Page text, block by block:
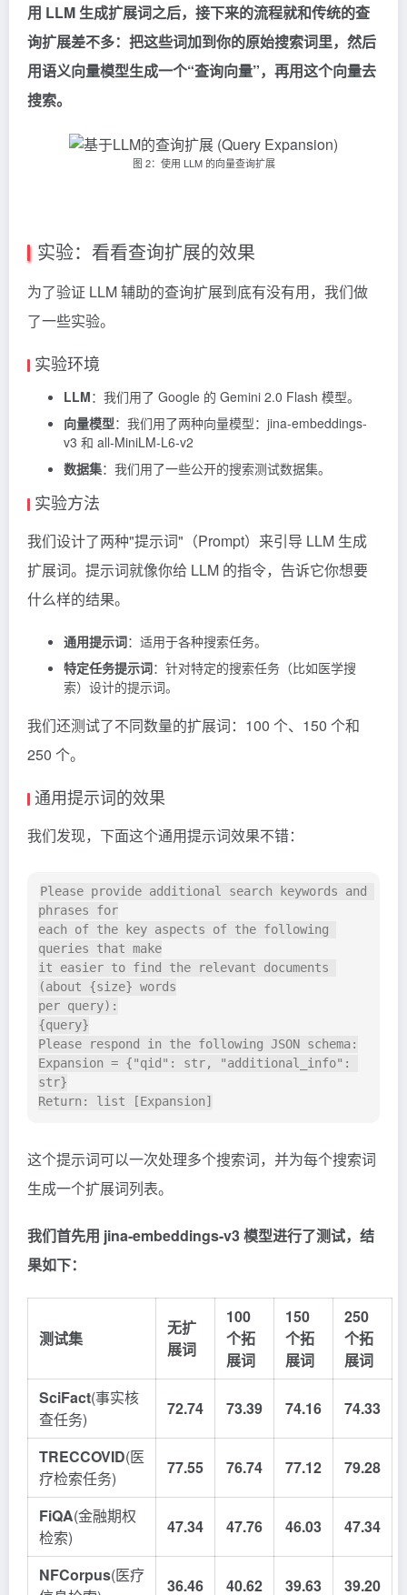
用 LLM 生成扩展词之后，接下来的流程就和传统的查
询扩展差不多：把这些词加到你的原始搜索词里，然后
用语义向量模型生成一个“查询向量”，再用这个向量去
搜索。
图 2：使用 LLM 的向量查询扩展
实验：看看查询扩展的效果
为了验证 LLM 辅助的查询扩展到底有没有用，我们做
了一些实验。
实验环境
LLM：我们用了 Google 的 Gemini 2.0 Flash 模型。
向量模型：我们用了两种向量模型：jina-embeddings-
v3 和 all-MiniLM-L6-v2
数据集：我们用了一些公开的搜索测试数据集。
实验方法
我们设计了两种"提示词"（Prompt）来引导 LLM 生成
扩展词。提示词就像你给 LLM 的指令，告诉它你想要
什么样的结果。
通用提示词：适用于各种搜索任务。
特定任务提示词：针对特定的搜索任务（比如医学搜
索）设计的提示词。
我们还测试了不同数量的扩展词：100 个、150 个和
250 个。
通用提示词的效果
我们发现，下面这个通用提示词效果不错：
Please provide additional search keywords and
phrases for
each of the key aspects of the following
queries that make
it easier to find the relevant documents
(about {size} words
per query):
{query}
Please respond in the following JSON schema:
Expansion = {"qid": str, "additional_info":
str}
这个提示词可以一次处理多个搜索词，并为每个搜索词
生成一个扩展词列表。
我们首先用 jina-embeddings-v3 模型进行了测试，结
果如下：
测试集
无扩
展词
100
个拓
展词
150
个拓
展词
250
个拓
展词
SciFact(事实核
查任务)
72.74 73.39 74.16 74.33
TRECCOVID(医
疗检索任务)
77.55 76.74 77.12 79.28
FiQA(金融期权
检索)
47.34 47.76 46.03 47.34
NFCorpus(医疗
36.46 40.62 39.63 39.20